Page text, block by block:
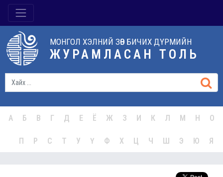
МОНГОЛ ХЭЛНИЙ ЗӨВ БИЧИХ ДҮРМИЙН
ЖУРАМЛАСАН ТОЛЬ
А Б В Г Д Е Ё Ж З И К Л М Н О
П Р С Т У Ү Ф Х Ц Ч Ш Э Ю Я